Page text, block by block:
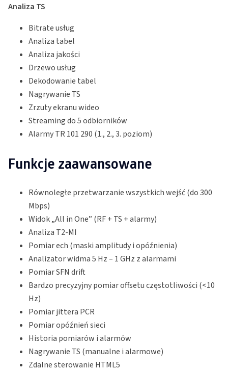
Analiza TS
Bitrate usług
Analiza tabel
Analiza jakości
Drzewo usług
Dekodowanie tabel
Nagrywanie TS
Zrzuty ekranu wideo
Streaming do 5 odbiorników
Alarmy TR 101 290 (1., 2., 3. poziom)
Funkcje zaawansowane
Równoległe przetwarzanie wszystkich wejść (do 300
Mbps)
Widok „All in One” (RF + TS + alarmy)
Analiza T2-MI
Pomiar ech (maski amplitudy i opóźnienia)
Analizator widma 5 Hz – 1 GHz z alarmami
Pomiar SFN drift
Bardzo precyzyjny pomiar offsetu częstotliwości (<10
Hz)
Pomiar jittera PCR
Pomiar opóźnień sieci
Historia pomiarów i alarmów
Nagrywanie TS (manualne i alarmowe)
Zdalne sterowanie HTML5